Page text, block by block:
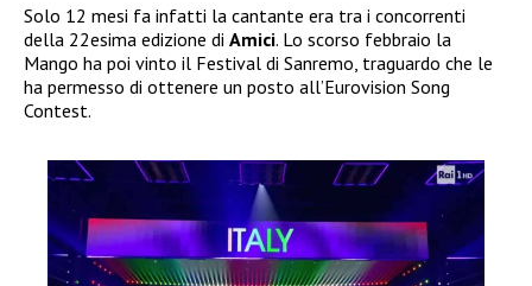
Solo 12 mesi fa infatti la cantante era tra i concorrenti
della 22esima edizione di Amici. Lo scorso febbraio la
Mango ha poi vinto il Festival di Sanremo, traguardo che le
ha permesso di ottenere un posto all’Eurovision Song
Contest.